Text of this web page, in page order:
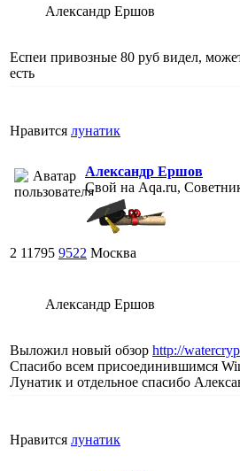
Александр Ершов
Еспеи привозные 80 руб видел,
есть
Нравится лунатик
Александр Ершов
Свой на Aqa.ru,
2 11795 9522 Москва
Александр Ершов
Выложил новый обзор http://
Спасибо всем присоединившимся
Лунатик и отдельное спасибо
Нравится лунатик